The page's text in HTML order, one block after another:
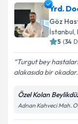
için bir takvim
E-posta
Metni'ni
Yrd.
Göz
İstanbul,
5 (34
Turgut bey
alakasıda bir
Özel Kolan
Adnan Kahveci Mah.